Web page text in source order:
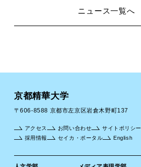
ニュース一覧へ
京都精華大学
〒606-8588 京都市左京区岩倉木野町137
アクセス お問い合わせ サイトポリシー
採用情報
セイカ・ポータル English